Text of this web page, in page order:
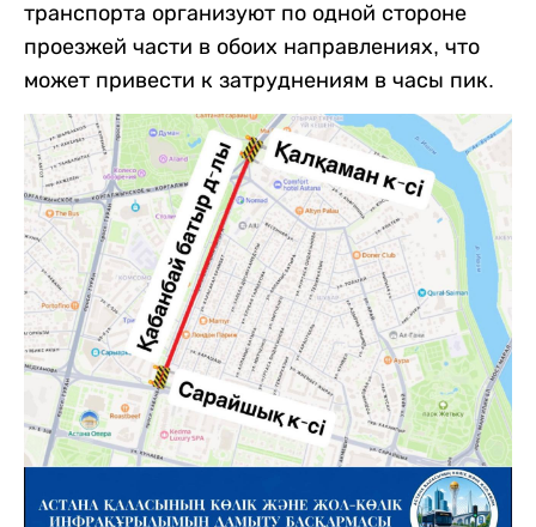
транспорта организуют по одной стороне
проезжей части в обоих направлениях, что
может привести к затруднениям в часы пик.